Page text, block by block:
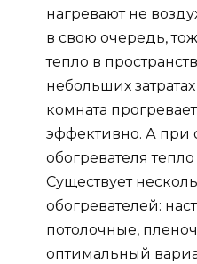
нагревают не
в свою очередь,
тепло в
небольших
комната
эффективно. А при
обогревателя
Существует
обогревателей:
потолочные,
оптимальный